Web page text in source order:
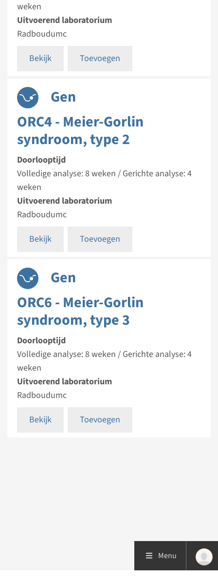
weken
Uitvoerend laboratorium
Radboudumc
Bekijk
Toevoegen
Gen
ORC4 - Meier-Gorlin
syndroom, type 2
Doorlooptijd
Volledige analyse: 8 weken / Gerichte analyse: 4
weken
Uitvoerend laboratorium
Radboudumc
Bekijk
Toevoegen
Gen
ORC6 - Meier-Gorlin
syndroom, type 3
Doorlooptijd
Volledige analyse: 8 weken / Gerichte analyse: 4
weken
Uitvoerend laboratorium
Radboudumc
Bekijk
Toevoegen
Menu